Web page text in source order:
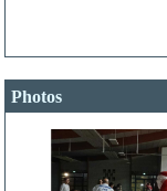
Photos